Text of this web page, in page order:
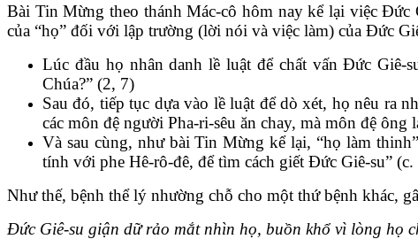
Bài Tin Mừng theo thánh Mác-cô hôm nay kể lại việc Đức
của “họ” đối với lập trường (lời nói và việc làm) của Đức
Lúc đầu họ nhân danh lề luật để chất vấn Đức
Chúa?” (2, 7)
Sau đó, tiếp tục dựa vào lề luật để dò xét, họ nêu ra
các môn đệ người Pha-ri-sêu ăn chay, mà môn đệ
Và sau cùng, như bài Tin Mừng kể lại, “họ làm
tính với phe Hê-rô-đê, để tìm cách giết Đức Giê-su” (c.
Như thế, bệnh thể lý nhường chỗ cho một thứ bệnh khác,
Đức Giê-su giận dữ rảo mắt nhìn họ, buồn khổ vì lòng họ